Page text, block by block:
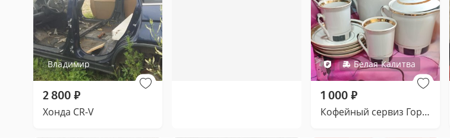
Владимир
2 800 ₽
Хонда CR-V
Белая Калитва
1 000 ₽
Кофейный сервиз Городницкий